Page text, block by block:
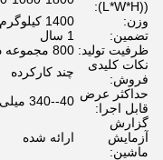
((L*W*H):
وزن:
1400 کیلوگرم
تضمین:
1 سال
ظرفیت تولید: 800 مجموعه در سال
نکات کلیدی
فروش:
چند کارکرده
حداکثر عرض
قابل اجرا:
40--340 میلی متر
گزارش
آزمایش
ماشین:
ارائه شده